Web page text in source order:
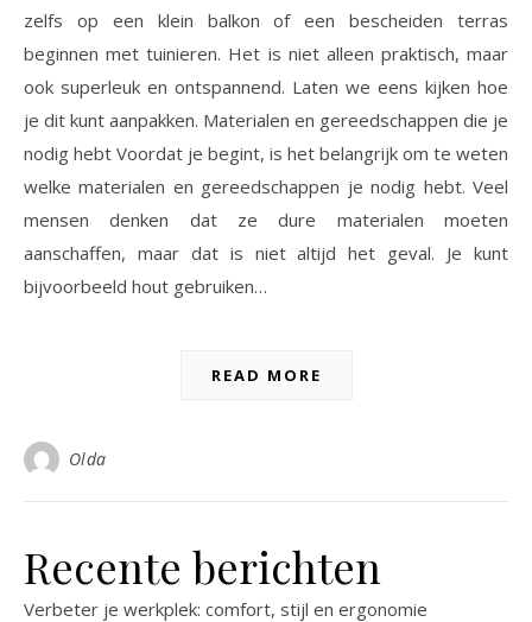
zelfs op een klein balkon of een bescheiden terras
beginnen met tuinieren. Het is niet alleen praktisch, maar
ook superleuk en ontspannend. Laten we eens kijken hoe
je dit kunt aanpakken. Materialen en gereedschappen die je
nodig hebt Voordat je begint, is het belangrijk om te weten
welke materialen en gereedschappen je nodig hebt. Veel
mensen denken dat ze dure materialen moeten
aanschaffen, maar dat is niet altijd het geval. Je kunt
bijvoorbeeld hout gebruiken…
READ MORE
Olda
Recente berichten
Verbeter je werkplek: comfort, stijl en ergonomie